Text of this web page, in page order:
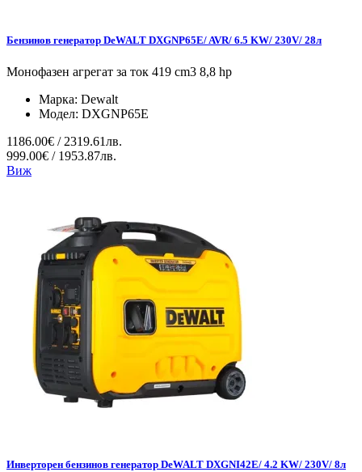
Бензинов генератор DeWALT DXGNP65E/ AVR/ 6.5 KW/ 230V/ 28л
Монофазен агрегат за ток 419 cm3 8,8 hp
Марка: Dewalt
Модел: DXGNP65E
1186.00€ / 2319.61лв.
999.00€ / 1953.87лв.
Виж
Инверторен бензинов генератор DeWALT DXGNI42E/ 4.2 KW/ 230V/ 8л